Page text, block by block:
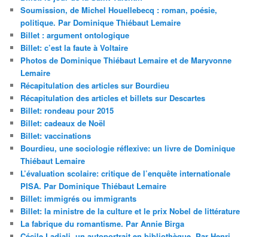
Soumission, de Michel Houellebecq : roman, poésie,
politique. Par Dominique Thiébaut Lemaire
Billet : argument ontologique
Billet: c’est la faute à Voltaire
Photos de Dominique Thiébaut Lemaire et de Maryvonne
Lemaire
Récapitulation des articles sur Bourdieu
Récapitulation des articles et billets sur Descartes
Billet: rondeau pour 2015
Billet: cadeaux de Noël
Billet: vaccinations
Bourdieu, une sociologie réflexive: un livre de Dominique
Thiébaut Lemaire
L’évaluation scolaire: critique de l’enquête internationale
PISA. Par Dominique Thiébaut Lemaire
Billet: immigrés ou immigrants
Billet: la ministre de la culture et le prix Nobel de littérature
La fabrique du romantisme. Par Annie Birga